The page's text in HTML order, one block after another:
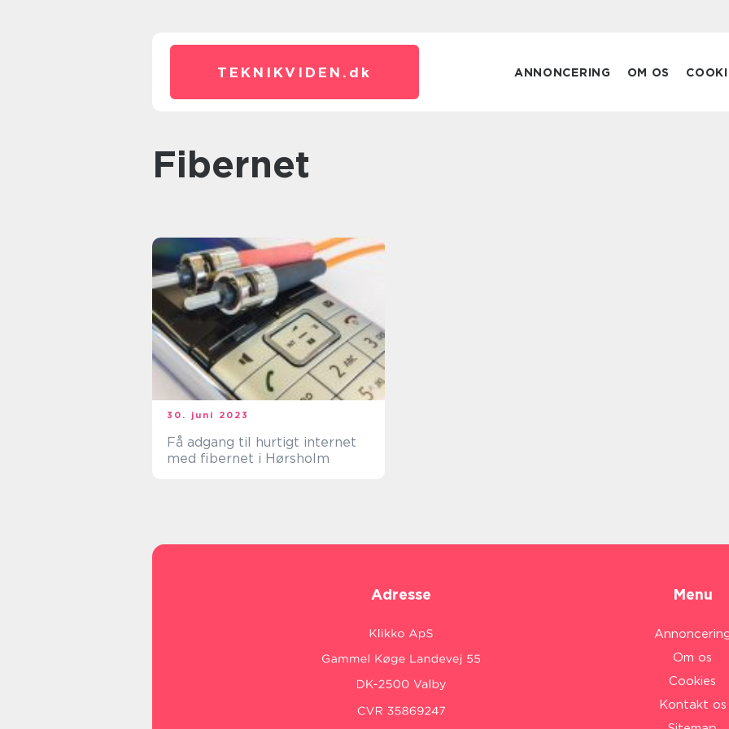
TEKNIKVIDEN. dk ANNONCERING OM OS
fibernet
30. juni 2023
Få adgang til hurtigt internet
med fibernet i Hørsholm
Adresse Menu
Om os
Cookies
Kontakt os